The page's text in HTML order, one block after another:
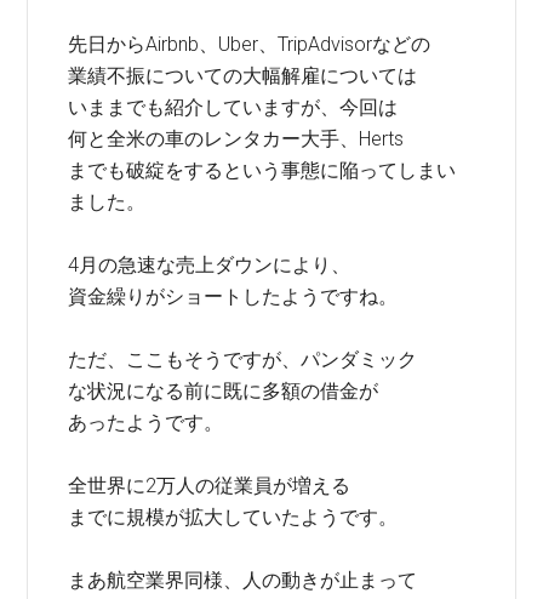
先日からAirbnb、Uber、TripAdvisorなどの
業績不振についての大幅解雇については
いままでも紹介していますが、今回は
何と全米の車のレンタカー大手、Herts
までも破綻をするという事態に陥ってしまい
ました。
4月の急速な売上ダウンにより、
資金繰りがショートしたようですね。
ただ、ここもそうですが、パンダミック
な状況になる前に既に多額の借金が
あったようです。
全世界に2万人の従業員が増える
までに規模が拡大していたようです。
まあ航空業界同様、人の動きが止まって